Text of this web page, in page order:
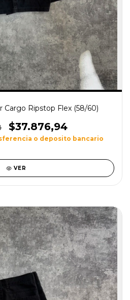
Cargo Ripstop Flex (58/60)
$37.876,94
o deposito bancario
VER